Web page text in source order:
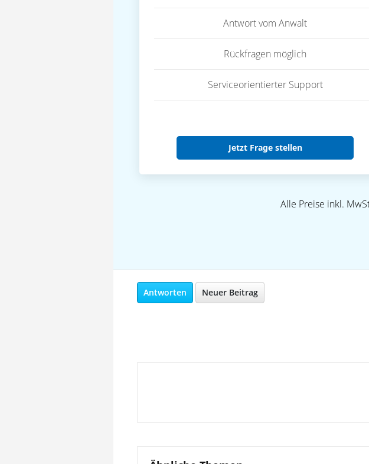
Antwort vom Anwalt
Rückfragen möglich
Serviceorientierter Support
Jetzt Frage stellen
Alle Preise inkl.
Antworten Neuer Beitrag